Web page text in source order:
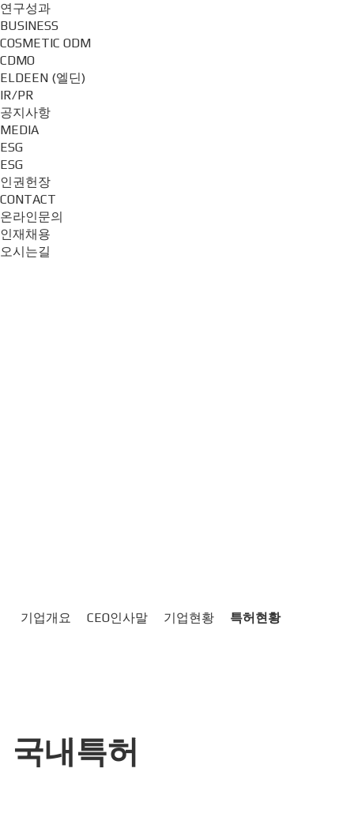
연구성과
BUSINESS
COSMETIC ODM
CDMO
ELDEEN (엘딘)
IR/PR
공지사항
MEDIA
ESG
ESG
인권헌장
CONTACT
온라인문의
인재채용
오시는길
기업개요 CEO인사말 기업현황 특허현황
국내특허